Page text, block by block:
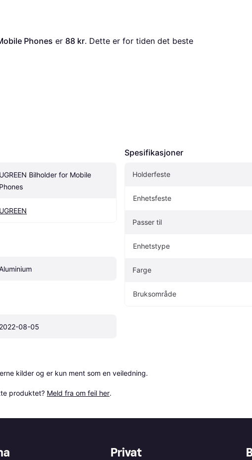
Phones er 88 kr. Dette er for tiden det beste
UGREEN Bilholder for Mobile
Phones
UGREEN
2022-08-05
Spesifikasjoner
Holderfeste
Enhetsfeste
Passer til
Enhetstype
Farge
Bruksområde
kilder og er kun ment som en veiledning.
produktet? Meld fra om feil her.
Privat